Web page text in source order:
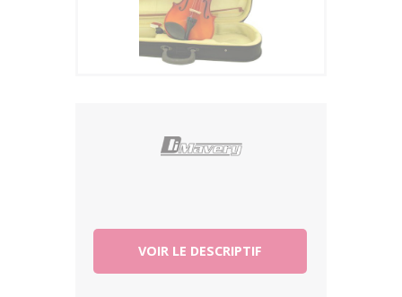
Plus
VOIR LE DESCRIPTIF